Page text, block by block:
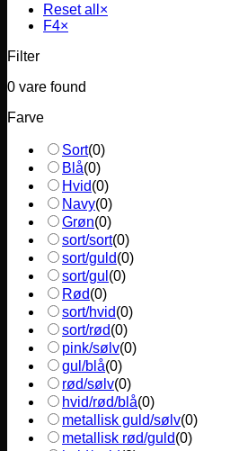
Reset all ×
F4×
Filter
0 vare found
Farve
Sort(0)
Blå(0)
Hvid(0)
Navy(0)
Grøn(0)
sort/sort(0)
sort/guld(0)
sort/gul (0)
Rød(0)
sort/hvid(0)
sort/rød(0)
pink/sølv(0)
gul/blå(0)
rød/sølv(0)
hvid/rød/blå(0)
metallisk guld/sølv(0)
metallisk rød/guld(0)